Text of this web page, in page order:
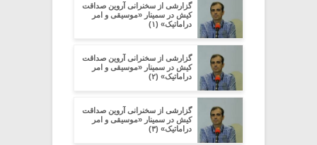
گزارشی از سخنرانی آروین صداقت
کیش در سمینار «موسیقی و امر
دراماتیک» (۱)
گزارشی از سخنرانی آروین صداقت
کیش در سمینار «موسیقی و امر
دراماتیک» (۲)
گزارشی از سخنرانی آروین صداقت
کیش در سمینار «موسیقی و امر
دراماتیک» (۳)